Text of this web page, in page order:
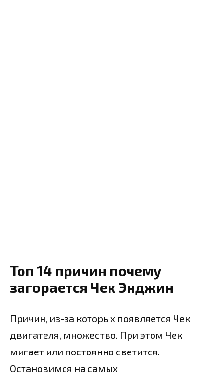
Топ 14 причин почему
загорается Чек Энджин
Причин, из-за которых появляется Чек
двигателя, множество. При этом Чек
мигает или постоянно светится.
Остановимся на самых